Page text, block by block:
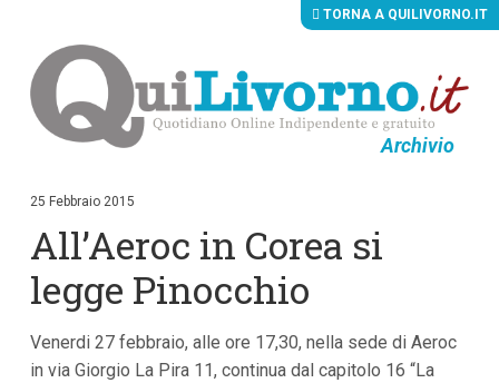
Archivio
i
c
t
n
u
TORNA A QUILIVORNO.IT
25 Febbraio 2015
All’Aeroc in Corea si
legge Pinocchio
Venerdi 27 febbraio, alle ore 17,30, nella sede di Aeroc
in via Giorgio La Pira 11, continua dal capitolo 16 “La